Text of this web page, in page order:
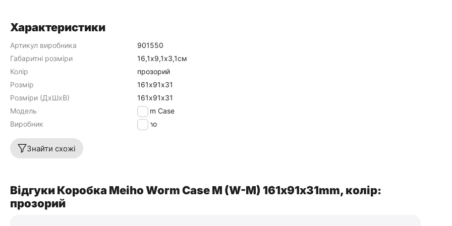
Характеристики
Артикул виробника
901550
Габаритні розміри
16,1х9,1х3,1см
Колір
прозорий
Розмір
161х91х31
Розміри (ДхШхВ)
161х91х31
Модель
Worm Case
Виробник
Meiho
Знайти схожі
Відгуки Коробка Meiho Worm Case M (W-M) 161х91х31mm, колір:
прозорий